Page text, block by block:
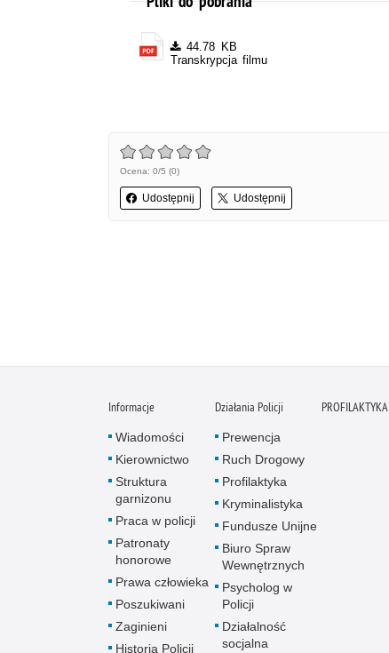
44.78 KB
Transkrypcja filmu
Ocena: 0/5 (0)
Udostępnij Udostępnij
Informacje
Wiadomości
Kierownictwo
Struktura
garnizonu
Praca w policji
Patronaty
honorowe
Prawa człowieka
Poszukiwani
Zaginieni
Historia Policji
Działania Policji
Prewencja
Ruch Drogowy
Profilaktyka
Kryminalistyka
Fundusze Unijne
Biuro Spraw
Wewnętrznych
Psycholog w
Policji
Działalność
socjalna
PROFILAKTYKA